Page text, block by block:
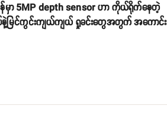
မှာ 5MP depth sensor ဟာ ကိုယ်ရိုက်နေတဲ့
နဲ့မြင်ကွင်းကျယ်ကျယ် ရှုခင်းတွေအတွက် အကောင်း